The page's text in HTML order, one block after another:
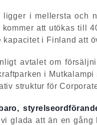
ligger i mellersta och
kommer att utökas till
kapacitet i Finland att
avtalet om
i
struktur för
glada att än en gång